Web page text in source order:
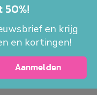
50%!
en krijg
en kortingen!
Aanmelden